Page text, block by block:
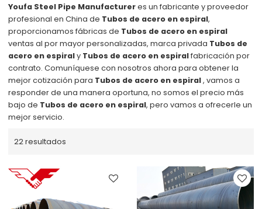
Youfa Steel Pipe Manufactureres un fabricante y proveedor
profesional en China de Tubos de acero en espiral,
proporcionamos fábricas de Tubos de acero en espiral
ventas al por mayor personalizadas, marca privada Tubos de
acero en espiraly Tubos de acero en espiralfabricación por
contrato. Comuníquese con nosotros ahora para obtener la
mejor cotización para Tubos de acero en espiral, vamos a
responder de una manera oportuna, no somos el precio más
bajo de Tubos de acero en espiral, pero vamos a ofrecerle un
mejor servicio.
22 resultados